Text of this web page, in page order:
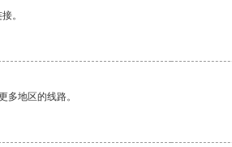
。
多地区的线路。